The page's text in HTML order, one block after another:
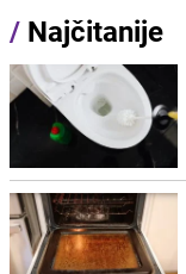
/ Najčitanije